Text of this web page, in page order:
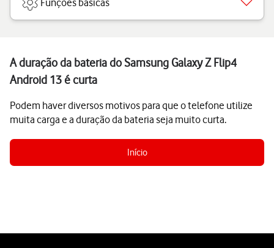
Funções básicas
A duração da bateria do Samsung Galaxy Z Flip4
Android 13 é curta
Podem haver diversos motivos para que o telefone utilize
muita carga e a duração da bateria seja muito curta.
Início